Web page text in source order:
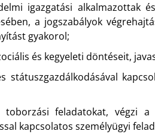
igazgatási alkalmazottak
a jogszabályok
gyakorol;
és kegyeleti döntéseit,
feladatokat, végzi a
kapcsolatos személyügyi